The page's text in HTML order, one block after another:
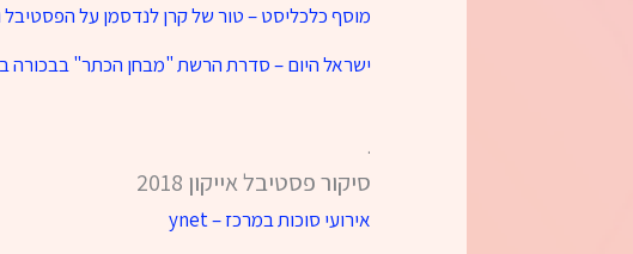
מוסף כלכליסט – טור של קרן לנדסמן על הפסטיבל
ישראל היום – סדרת הרשת "מבחן הכתר" בבכורה
.
סיקור פסטיבל אייקון 2018
אירועי סוכות במרכז – ynet